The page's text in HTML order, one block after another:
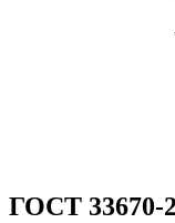
ГОСТ 33670-